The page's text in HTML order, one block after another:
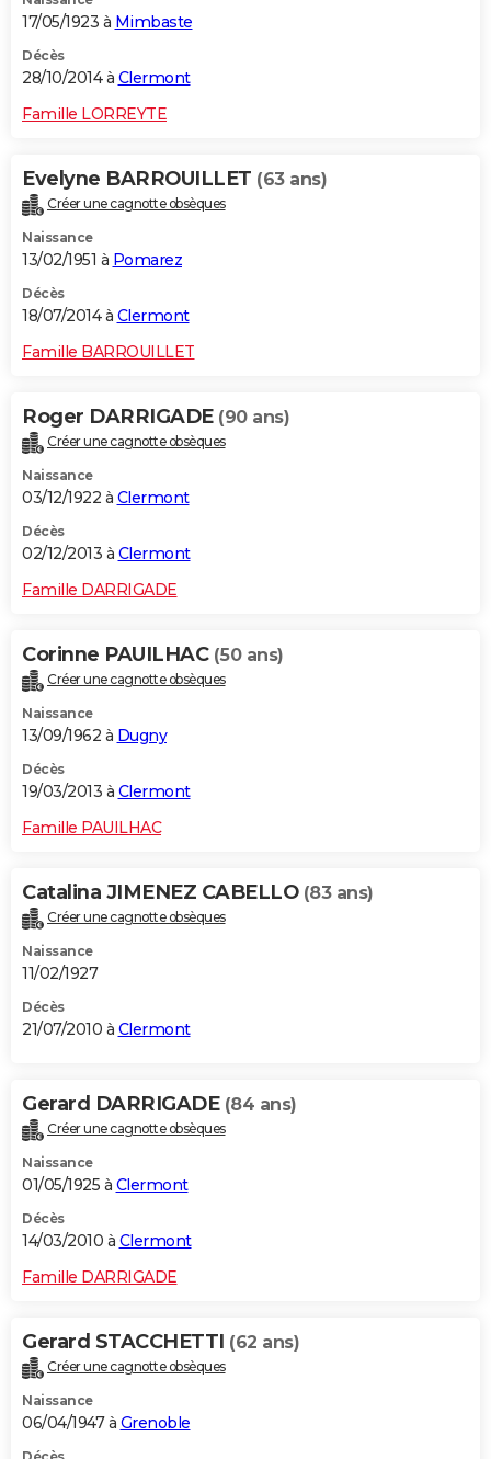
17/05/1923 à Mimbaste
Décès
28/10/2014 à Clermont
Famille LORREYTE
Evelyne BARROUILLET (63 ans)
Créer une cagnotte obsèques
Naissance
13/02/1951 à Pomarez
Décès
18/07/2014 à Clermont
Famille BARROUILLET
Roger DARRIGADE (90 ans)
Créer une cagnotte obsèques
Naissance
03/12/1922 à Clermont
Décès
02/12/2013 à Clermont
Famille DARRIGADE
Corinne PAUILHAC (50 ans)
Créer une cagnotte obsèques
Naissance
13/09/1962 à Dugny
Décès
19/03/2013 à Clermont
Famille PAUILHAC
Catalina JIMENEZ CABELLO (83 ans)
Créer une cagnotte obsèques
Naissance
11/02/1927
Décès
21/07/2010 à Clermont
Gerard DARRIGADE (84 ans)
Créer une cagnotte obsèques
Naissance
01/05/1925 à Clermont
Décès
14/03/2010 à Clermont
Famille DARRIGADE
Gerard STACCHETTI (62 ans)
Créer une cagnotte obsèques
Naissance
06/04/1947 à Grenoble
Décès